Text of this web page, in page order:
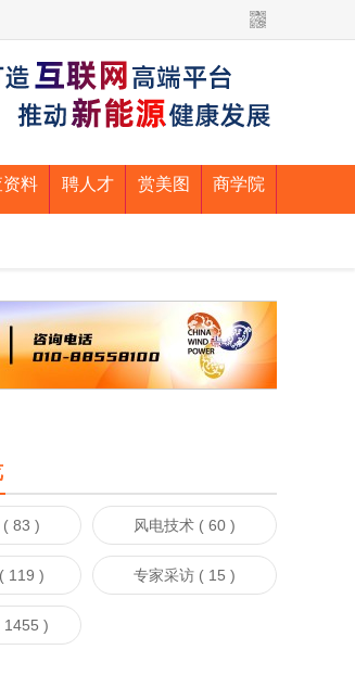
资料 聘人才 赏美图 商学院
( 83 ) 风电技术 ( 60 )
119 ) 专家采访 ( 15 )
1455 )